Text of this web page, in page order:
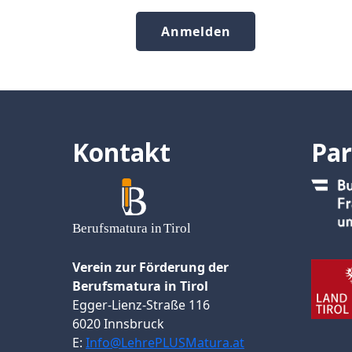
Kontakt
Verein zur Förderung der
Berufsmatura in Tirol
Egger-Lienz-Straße 116
6020 Innsbruck
E: Info@LehrePLUSMatura.at